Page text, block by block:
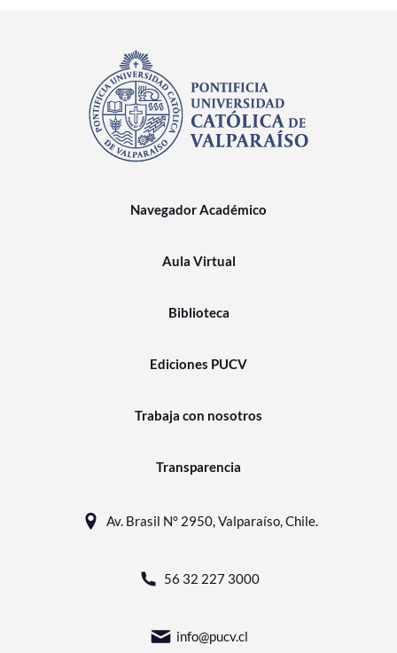
Navegador Académico
Aula Virtual
Biblioteca
Ediciones PUCV
Trabaja con nosotros
Transparencia
Av. Brasil N° 2950, Valparaíso, Chile.
56 32 227 3000
info@pucv.cl